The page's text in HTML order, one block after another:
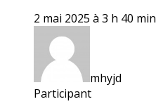
2 mai 2025 à 3 h 40 min
mhyjd
Participant